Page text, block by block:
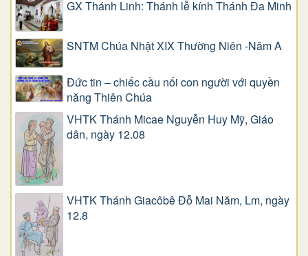
GX Thánh Linh: Thánh lễ kính Thánh Đa Minh
SNTM Chúa Nhật XIX Thường Niên -Năm A
Đức tin – chiếc cầu nối con người với quyền
năng Thiên Chúa
VHTK Thánh Micae Nguyễn Huy Mỹ, Giáo
dân, ngày 12.08
VHTK Thánh Giacôbê Ðỗ Mai Năm, Lm, ngày
12.8